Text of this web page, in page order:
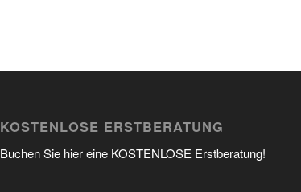
KOSTENLOSE ERSTBERATUNG
Buchen Sie hier eine KOSTENLOSE Erstberatung!